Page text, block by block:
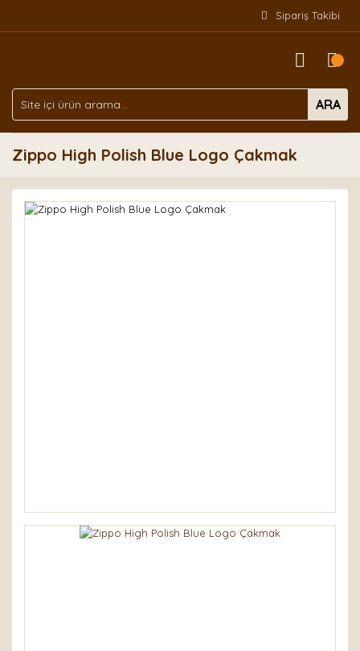
Sipariş Takibi
ARA
Zippo High Polish Blue Logo Çakmak